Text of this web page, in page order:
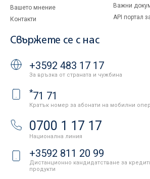
Вашето мнение
Контакти
Важни
API портал
Свържете се с нас
+3592 483 17 17
За връзка от страната и чужбина
*71 71
Кратък номер за абонати на мобилни
0700 1 17 17
Национална линия
+3592 811 20 99
Дистанционно кандидатстване за
продукти